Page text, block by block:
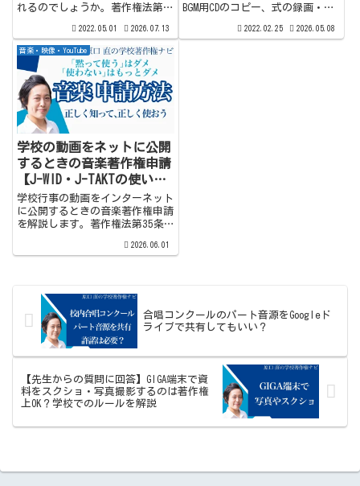
れるのでしょうか。著作権法第
明記された答えと、学校外研究授
業・研修・学習指導案の著作権ル
ールを解説します。
2022.05.01 2026.07.13
BGM用CDのコピー、式の録画・動
作権法第35条・第38条・SARTRAS
2022.02.25 2026.05.08
音楽・映像・YouTube
学校の動画をネットに公開
するときの音楽著作権申請
【J-WID・J-TAKTの使い
方】
学校行事の動画をインターネット
に公開するときの音楽著作権申請
を解説します。著作権法第35条
ページで手続きが異なる理由、J-
2026.06.01
合唱コンクールのパート音源をGoogleド
ライブで共有してもいい？
【先生からの質問に回答】GIGA端末で資
料をスクショ・写真撮影するのは著作権
上OK？学校でのルールを解説